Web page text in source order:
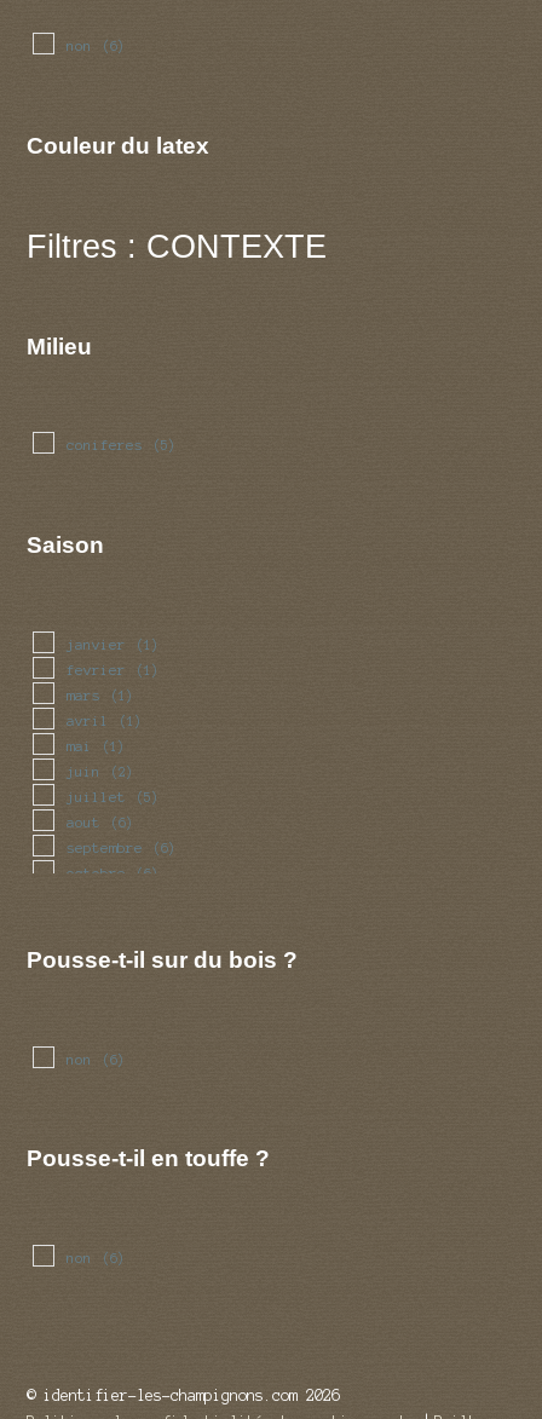
non (6)
Couleur du latex
Filtres : CONTEXTE
Milieu
coniferes (5)
Saison
janvier (1)
fevrier (1)
mars (1)
avril (1)
mai (1)
juin (2)
juillet (5)
aout (6)
septembre (6)
octobre (6)
Pousse-t-il sur du bois ?
non (6)
Pousse-t-il en touffe ?
non (6)
© identifier-les-champignons.com 2026